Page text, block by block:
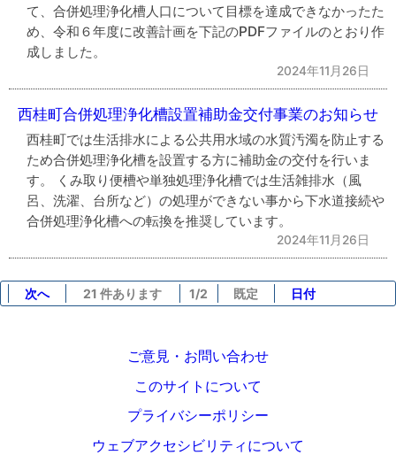
て、合併処理浄化槽人口について目標を達成できなかったた
め、令和６年度に改善計画を下記のPDFファイルのとおり作
成しました。
2024年11月26日
西桂町合併処理浄化槽設置補助金交付事業のお知らせ
西桂町では生活排水による公共用水域の水質汚濁を防止する
ため合併処理浄化槽を設置する方に補助金の交付を行いま
す。 くみ取り便槽や単独処理浄化槽では生活雑排水（風
呂、洗濯、台所など）の処理ができない事から下水道接続や
合併処理浄化槽への転換を推奨しています。
2024年11月26日
次へ 21 件あります 1/2 既定 日付
ご意見・お問い合わせ
このサイトについて
プライバシーポリシー
ウェブアクセシビリティについて